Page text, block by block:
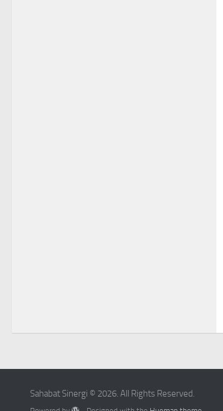
Sahabat Sinergi © 2026. All Rights Reserved.